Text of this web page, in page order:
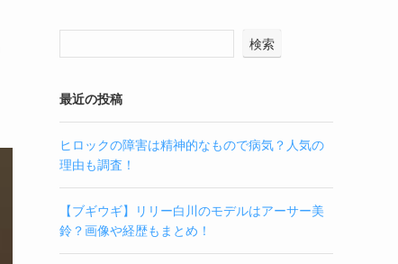
検索
最近の投稿
ヒロックの障害は精神的なもので病気？人気の
理由も調査！
【ブギウギ】リリー白川のモデルはアーサー美
鈴？画像や経歴もまとめ！